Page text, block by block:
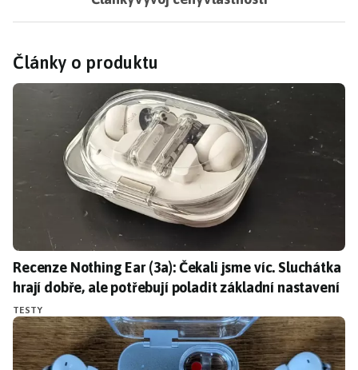
Články o produktu
Recenze Nothing Ear (3a): Čekali jsme víc. Sluchátka hrají
Recenze Nothing Ear (3a): Čekali jsme víc. Sluchátka
hrají dobře, ale potřebují poladit základní nastavení
TESTY